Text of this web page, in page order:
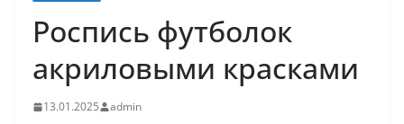
Роспись футболок
акриловыми красками
13.01.2025 admin